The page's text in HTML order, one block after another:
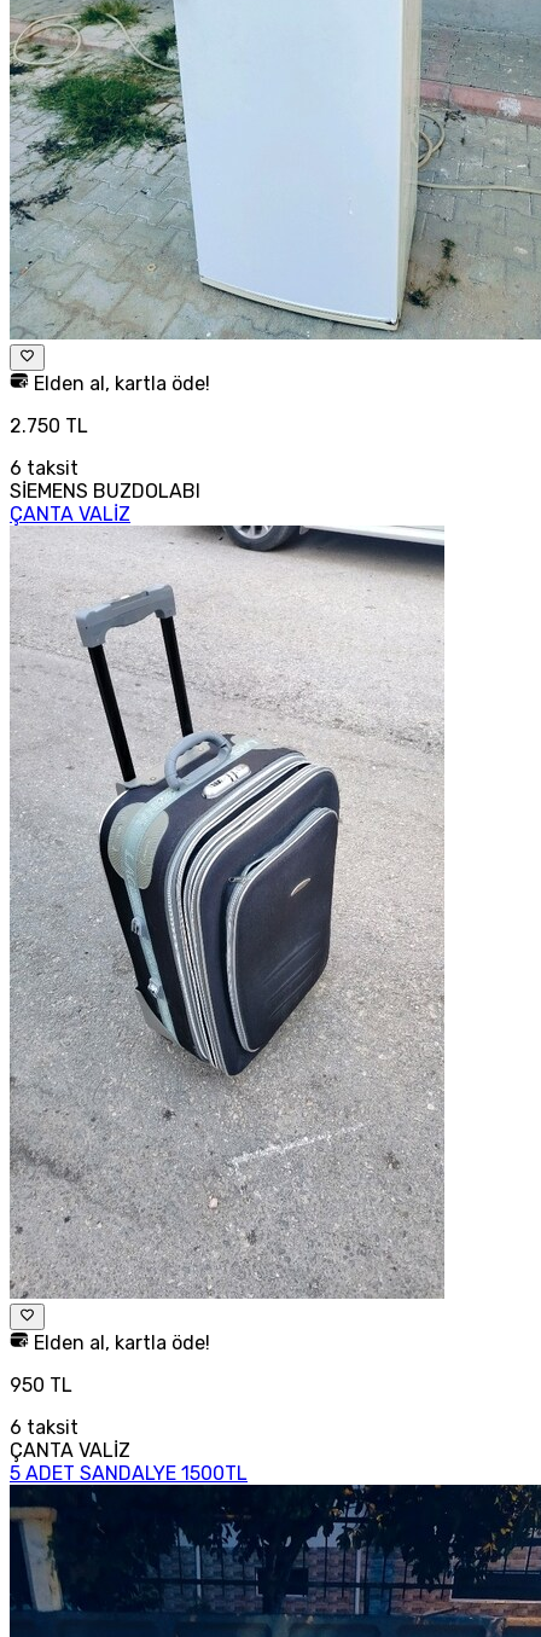
Elden al, kartla öde!
2.750 TL
6 taksit
SİEMENS BUZDOLABI
ÇANTA VALİZ
Elden al, kartla öde!
950 TL
6 taksit
ÇANTA VALİZ
5 ADET SANDALYE 1500TL